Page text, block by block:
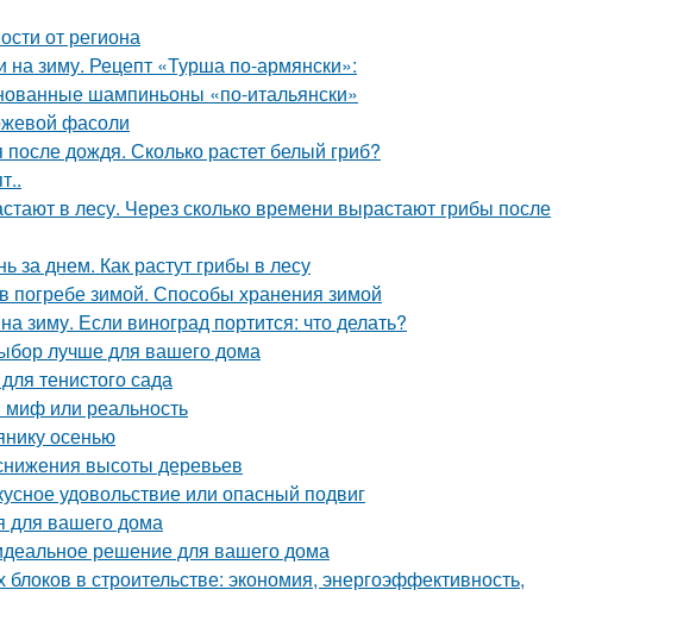
от региона
зиму. Рецепт «Турша по-армянски»:
шампиньоны «по-итальянски»
фасоли
дождя. Сколько растет белый гриб?
в лесу. Через сколько времени вырастают грибы после
за днем. Как растут грибы в лесу
погребе зимой. Способы хранения зимой
зиму. Если виноград портится: что делать?
лучше для вашего дома
тенистого сада
миф или реальность
осенью
высоты деревьев
удовольствие или опасный подвиг
для вашего дома
решение для вашего дома
в строительстве: экономия, энергоэффективность,